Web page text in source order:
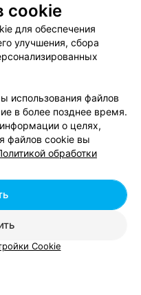
Размещение рекламы
Способы оплаты
сервиса
данных
cookie
для обеспечения
улучшения, сбора
использования файлов
в более позднее время.
о целях,
файлов cookie вы
обработки
Cookie